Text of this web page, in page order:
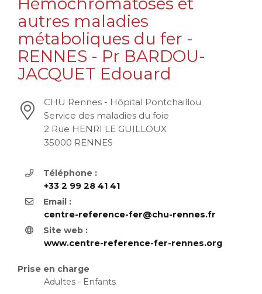
autres maladies
métaboliques du fer -
RENNES - Pr BARDOU-
JACQUET Edouard
CHU Rennes - Hôpital Pontchaillou
Service des maladies du foie
2 Rue HENRI LE GUILLOUX
35000 RENNES
Téléphone :
+33 2 99 28 41 41
Email :
centre-reference-fer@chu-rennes.fr
Site web :
www.centre-reference-fer-rennes.org
Prise en charge
Adultes - Enfants